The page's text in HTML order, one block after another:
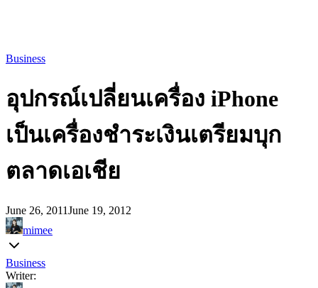
Business
อุปกรณ์เปลี่ยนเครื่อง iPhone
เป็นเครื่องชำระเงินเตรียมบุก
ตลาดเอเชีย
June 26, 2011June 19, 2012
mimee
Business
Writer: